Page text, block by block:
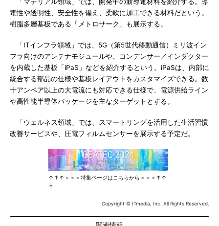
電性や透明性、安全性を備え、柔軟に加工できる材料だという。
樹脂多層基板である「メトロサーク」も展示する。
「ITインフラ領域」では、5G（第5世代移動通信）ミリ波イン
フラ向けのアンテナモジュールや、コンデンサー／インダクター
を内蔵した基板「iPaS」などを紹介するという。iPaSは、内部に
統合する部品の仕様や基板レイアウトをカスタマイズできる。数
十アンペア以上の大電流にも対応できる仕様で、電源供給ライン
や高性能半導体パッケージを主なターゲットとする。
「ウェルネス領域」では、スマートリングを活用した生活習慣
改善サービスや、圧電フィルムセンサーを展示する予定だ。
↑↑↑＞＞＞特集ページはこちらから＜＜＜↑↑
↑
Copyright © ITmedia, Inc. All Rights Reserved.